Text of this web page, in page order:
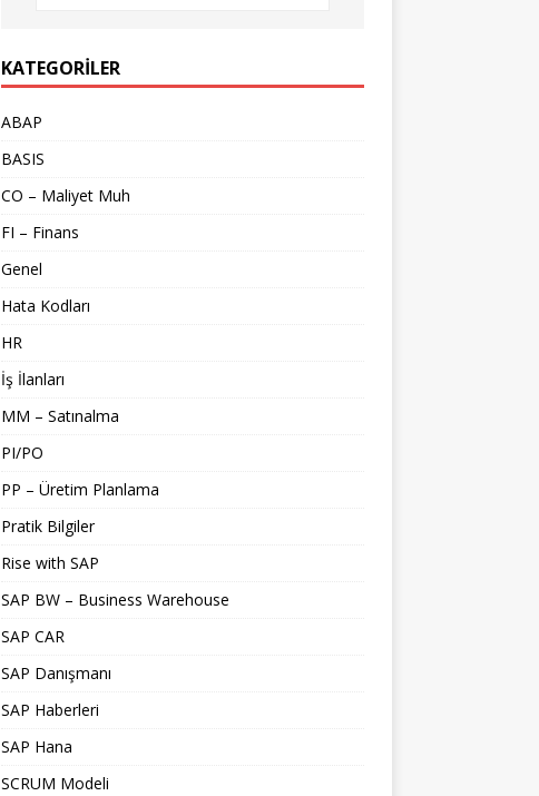
KATEGORILER
ABAP
BASIS
CO – Maliyet Muh
FI – Finans
Genel
Hata Kodları
HR
İş İlanları
MM – Satınalma
PI/PO
PP – Üretim Planlama
Pratik Bilgiler
Rise with SAP
SAP BW – Business Warehouse
SAP CAR
SAP Danışmanı
SAP Haberleri
SAP Hana
SCRUM Modeli